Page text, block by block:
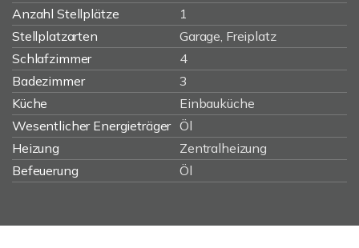
Anzahl Stellplätze
1
Stellplatzarten
Garage, Freiplatz
Schlafzimmer
4
Badezimmer
3
Küche
Einbauküche
Wesentlicher Energieträger Öl
Heizung
Zentralheizung
Befeuerung
Öl